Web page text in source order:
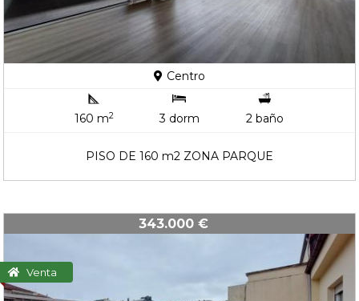
Centro
160 m2 3 dorm 2 baño
PISO DE 160 m2 ZONA PARQUE
Venta
343.000 €